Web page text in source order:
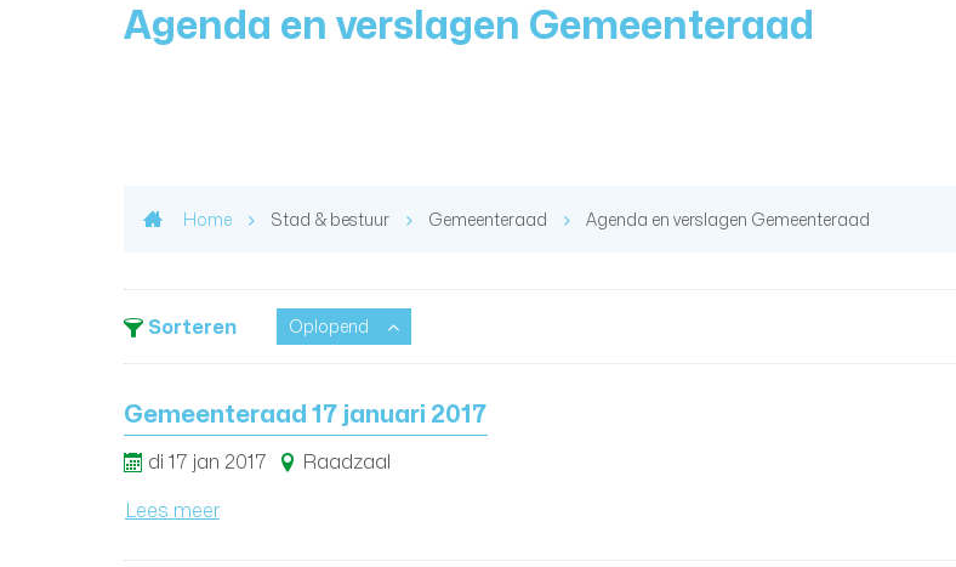
Agenda en verslagen Gemeenteraad
Home Stad & bestuur Gemeenteraad Agenda en verslagen Gemeenteraad
Sorteren Oplopend
Gemeenteraad 17 januari 2017
di 17 jan 2017 Raadzaal
Lees meer